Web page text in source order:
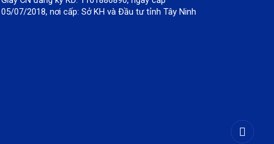
05/07/2018, nơi cấp: Sở KH và Đầu tư tỉnh Tây Ninh